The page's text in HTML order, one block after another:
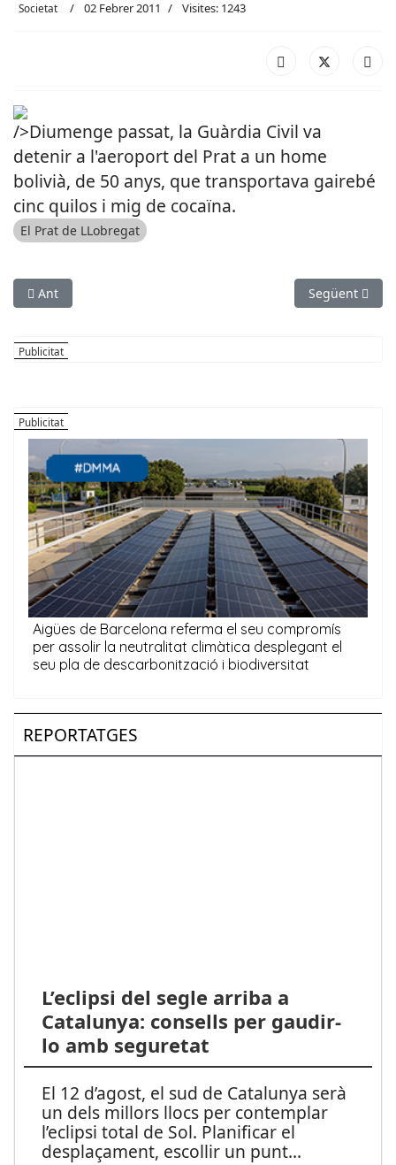
Societat 02 Febrer 2011 Visites: 1243
/>Diumenge passat, la Guàrdia Civil va
detenir a l'aeroport del Prat a un home
bolivià, de 50 anys, que transportava gairebé
cinc quilos i mig de cocaïna.
El Prat de LLobregat
Article anterior: Arriba a Begues la V Jornada Comarcal de
Ant Article
Següent
REPORTATGES
L’eclipsi del segle arriba a
Catalunya: consells per gaudir-
lo amb seguretat
El 12 d’agost, el sud de Catalunya serà
un dels millors llocs per contemplar
l’eclipsi total de Sol. Planificar el
desplaçament, escollir un punt...